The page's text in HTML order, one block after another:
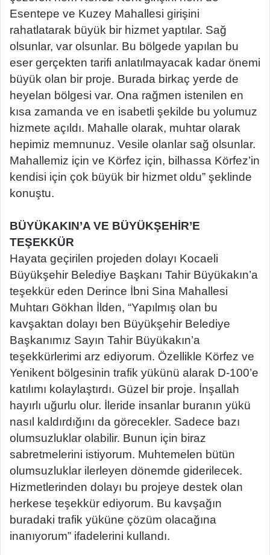
Esentepe ve Kuzey Mahallesi girişini
rahatlatarak büyük bir hizmet yaptılar. Sağ
olsunlar, var olsunlar. Bu bölgede yapılan bu
eser gerçekten tarifi anlatılmayacak kadar önemi
büyük olan bir proje. Burada birkaç yerde de
heyelan bölgesi var. Ona rağmen istenilen en
kısa zamanda ve en isabetli şekilde bu yolumuz
hizmete açıldı. Mahalle olarak, muhtar olarak
hepimiz memnunuz. Vesile olanlar sağ olsunlar.
Mahallemiz için ve Körfez için, bilhassa Körfez’in
kendisi için çok büyük bir hizmet oldu” şeklinde
konuştu.
BÜYÜKAKIN’A VE BÜYÜKŞEHİR’E
TEŞEKKÜR
Hayata geçirilen projeden dolayı Kocaeli
Büyükşehir Belediye Başkanı Tahir Büyükakın’a
teşekkür eden Derince İbni Sina Mahallesi
Muhtarı Gökhan İlden, “Yapılmış olan bu
kavşaktan dolayı ben Büyükşehir Belediye
Başkanımız Sayın Tahir Büyükakın’a
teşekkürlerimi arz ediyorum. Özellikle Körfez ve
Yenikent bölgesinin trafik yükünü alarak D-100’e
katılımı kolaylaştırdı. Güzel bir proje. İnşallah
hayırlı uğurlu olur. İleride insanlar buranın yükü
nasıl kaldırdığını da görecekler. Sadece bazı
olumsuzluklar olabilir. Bunun için biraz
sabretmelerini istiyorum. Muhtemelen bütün
olumsuzluklar ilerleyen dönemde giderilecek.
Hizmetlerinden dolayı bu projeye destek olan
herkese teşekkür ediyorum. Bu kavşağın
buradaki trafik yüküne çözüm olacağına
inanıyorum” ifadelerini kullandı.